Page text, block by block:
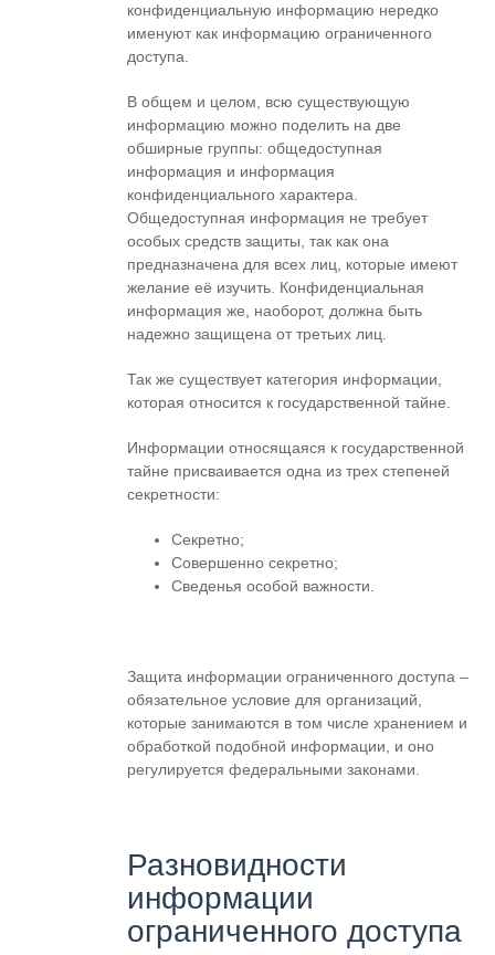
конфиденциальную информацию нередко
именуют как информацию ограниченного
доступа.
В общем и целом, всю существующую
информацию можно поделить на две
обширные группы: общедоступная
информация и информация
конфиденциального характера.
Общедоступная информация не требует
особых средств защиты, так как она
предназначена для всех лиц, которые имеют
желание её изучить. Конфиденциальная
информация же, наоборот, должна быть
надежно защищена от третьих лиц.
Так же существует категория информации,
которая относится к государственной тайне.
Информации относящаяся к государственной
тайне присваивается одна из трех степеней
секретности:
Секретно;
Совершенно секретно;
Сведенья особой важности.
Защита информации ограниченного доступа –
обязательное условие для организаций,
которые занимаются в том числе хранением и
обработкой подобной информации, и оно
регулируется федеральными законами.
Разновидности
информации
ограниченного доступа